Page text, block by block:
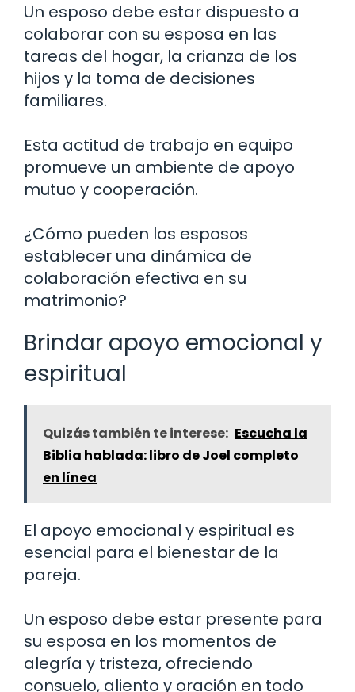
Un esposo debe estar dispuesto a
colaborar con su esposa en las
tareas del hogar, la crianza de los
hijos y la toma de decisiones
familiares.
Esta actitud de trabajo en equipo
promueve un ambiente de apoyo
mutuo y cooperación.
¿Cómo pueden los esposos
establecer una dinámica de
colaboración efectiva en su
matrimonio?
Brindar apoyo emocional y
espiritual
Quizás también te interese: Escucha la
Biblia hablada: libro de Joel completo
en línea
El apoyo emocional y espiritual es
esencial para el bienestar de la
pareja.
Un esposo debe estar presente para
su esposa en los momentos de
alegría y tristeza, ofreciendo
consuelo, aliento y oración en todo